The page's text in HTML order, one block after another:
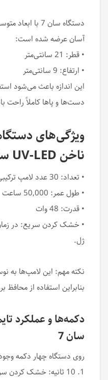
دستگاه سان 7
آسان عرضه شده است:
• قطر: 21 سانتی‌متر
• ارتفاع: 9 سانتی‌متر
این اندازه باعث می‌شود
دست‌ها و پاها کاملاً راحت
ویژگی‌های
ناخن UV-LED سان 7
• تعداد: 30 عدد لامپ ترکیبی UV-LED
• طول عمر: 50,000 ساعت
• قدرت: 48 وات
ژل.
نکته مهم: این لامپ‌ها به
بنابراین استفاده از
سان 7
روی دستگاه چهار دکمه
1. 10 ثانیه: خشک کردن سریع با قدرت کامل 48 وات.